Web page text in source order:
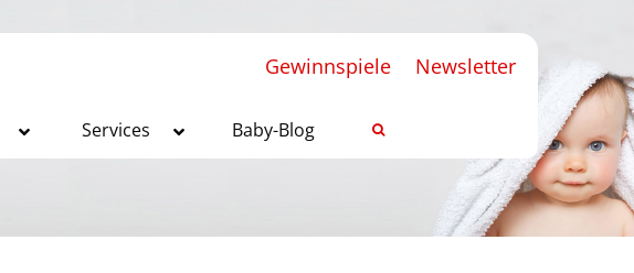
Gewinnspiele Newsletter
Services Baby-Blog